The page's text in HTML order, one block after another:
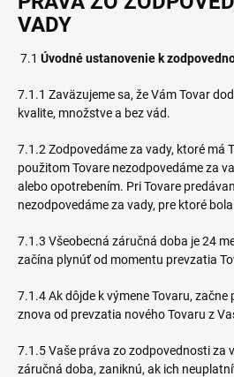
VADY
7.1 Úvodné ustanovenie k
7.1.1 Zaväzujeme sa, že Vám Tovar
kvalite, množstve a bez vád.
7.1.2 Zodpovedáme za vady, ktoré má
použitom Tovare nezodpovedáme za
alebo opotrebením. Pri Tovare
nezodpovedáme za vady, pre ktoré
7.1.3 Všeobecná záručná doba je 24
začína plynúť od momentu prevzatia
7.1.4 Ak dôjde k výmene Tovaru,
znova od prevzatia nového Tovaru z
7.1.5 Vaše práva zo zodpovednosti za
záručná doba, zaniknú, ak ich